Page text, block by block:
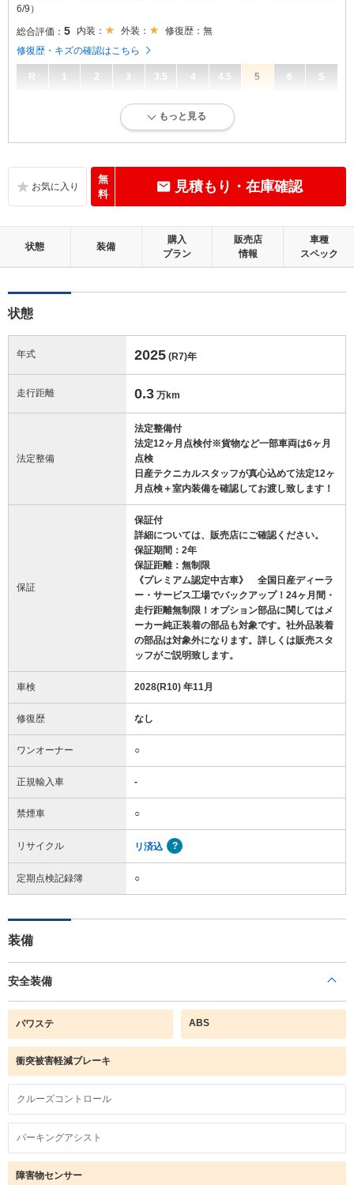
6/9）
総合評価： 5 内装： 外装：
修復歴：無
修復歴・キズの確認はこちら
R 1 2 3 3.5 4 4.5 5 6 S
目立たない傷・凹み等が少しありますが、概ね良好な状態。走行5万km
補修の必要な目立つ損傷、悪臭等がないこと
外装：
補修の必要な目立つ損傷がないこと
もっと見る
無
料
見積もり・在庫確認
状態 装備
購入
プラン
販売店
情報
車種
スペック
状態
年式 2025 (R7)年
走行距離 0.3 万km
法定整備
法定整備付
法定12ヶ月点検付※貨物など一部車両は6ヶ月
点検
日産テクニカルスタッフが真心込めて法定12ヶ
月点検＋室内装備を確認してお渡し致します！
保証
保証付
詳細については、販売店にご確認ください。
保証期間：2年
保証距離：無制限
《プレミアム認定中古車》 全国日産ディーラ
ー・サービス工場でバックアップ！24ヶ月間・
走行距離無制限！オプション部品に関してはメ
ーカー純正装着の部品も対象です。社外品装着
の部品は対象外になります。詳しくは販売スタ
ッフがご説明致します。
車検 2028(R10) 年11月
修復歴 なし
ワンオーナー ○
正規輸入車 -
禁煙車 ○
リサイクル リ済込
定期点検記録簿 ○
装備
安全装備
パワステ ABS
衝突被害軽減ブレーキ
クルーズコントロール
パーキングアシスト
障害物センサー